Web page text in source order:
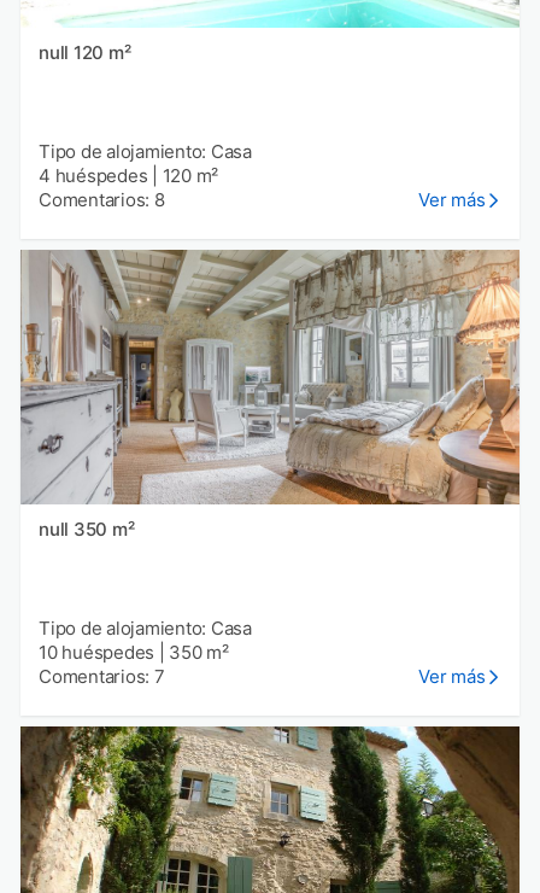
null 120 m²
Tipo de alojamiento: Casa
4 huéspedes
120 m²
Comentarios: 8
Ver más
null 350 m²
Tipo de alojamiento: Casa
10 huéspedes
350 m²
Comentarios: 7
Ver más